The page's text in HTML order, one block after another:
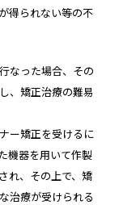
得られない等の不
なった場合、その
、矯正治療の難易
ー矯正を受けるに
機器を用いて作製
れ、その上で、矯
治療が受けられる